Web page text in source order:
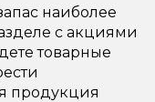
наиболее
с акциями
товарные
продукция